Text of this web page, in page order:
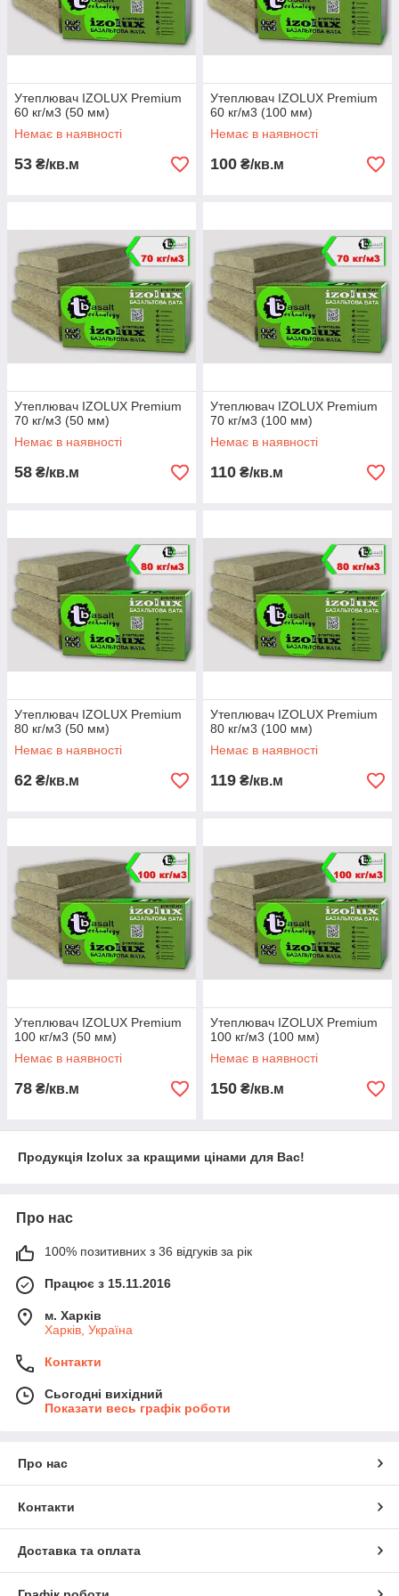
Після внесених змін, взимку 2016 року був проведений
ребрендинг продукції і на ринку України з'явилася нова
торгова марка IZOLUX PREMIUM.
Утеплювач IZOLUX Premium
60 кг/м3 (50 мм)
Немає в наявності
53 ₴/кв.м
Утеплювач IZOLUX Premium
60 кг/м3 (100 мм)
Немає в наявності
100 ₴/кв.м
Утеплювач IZOLUX Premium
70 кг/м3 (50 мм)
Немає в наявності
58 ₴/кв.м
Утеплювач IZOLUX Premium
70 кг/м3 (100 мм)
Немає в наявності
110 ₴/кв.м
Утеплювач IZOLUX Premium
80 кг/м3 (50 мм)
Немає в наявності
62 ₴/кв.м
Утеплювач IZOLUX Premium
80 кг/м3 (100 мм)
Немає в наявності
119 ₴/кв.м
Утеплювач IZOLUX Premium
100 кг/м3 (50 мм)
Немає в наявності
78 ₴/кв.м
Утеплювач IZOLUX Premium
100 кг/м3 (100 мм)
Немає в наявності
150 ₴/кв.м
Продукція Izolux за кращими цінами для Вас!
Про нас
100% позитивних з 36 відгуків за рік
Працює з 15.11.2016
м. Харків
Харків, Україна
Контакти
Сьогодні вихідний
Показати весь графік роботи
Про нас
Контакти
Доставка та оплата